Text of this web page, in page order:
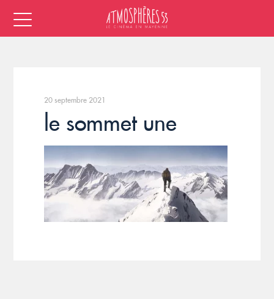
20 septembre 2021
le sommet une